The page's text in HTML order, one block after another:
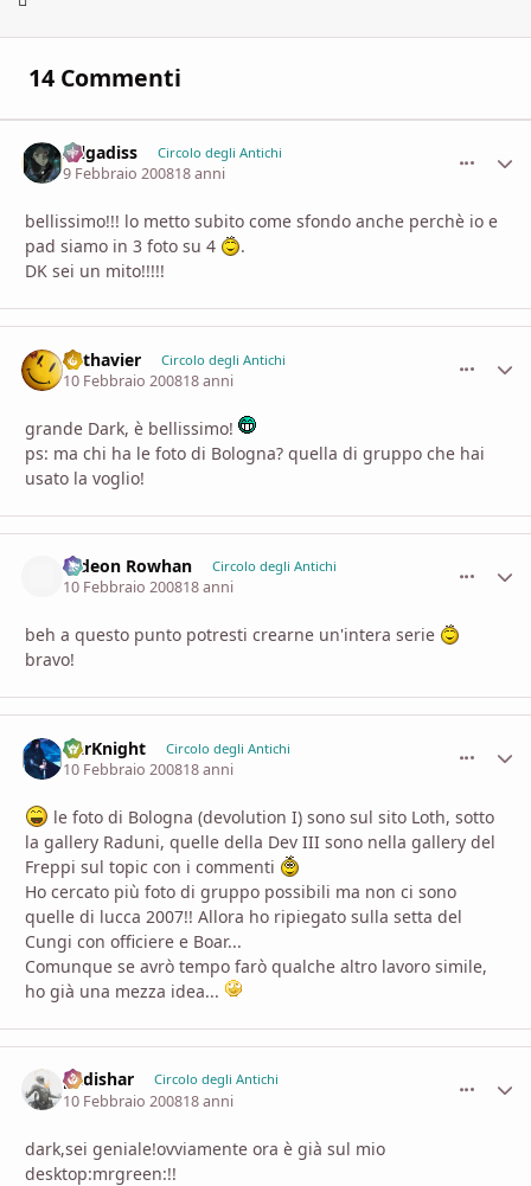
14 Commenti
zelgadiss Circolo degli Antichi
9 Febbraio 200818 anni
bellissimo!!! lo metto subito come sfondo anche perchè io e
pad siamo in 3 foto su 4
.
DK sei un mito!!!!!
Lothavier Circolo degli Antichi
10 Febbraio 200818 anni
grande Dark, è bellissimo!
ps: ma chi ha le foto di Bologna? quella di gruppo che hai
usato la voglio!
Gideon Rowhan Circolo degli Antichi
10 Febbraio 200818 anni
beh a questo punto potresti crearne un'intera serie
bravo!
DarKnight Circolo degli Antichi
10 Febbraio 200818 anni
le foto di Bologna (devolution I) sono sul sito Loth, sotto
la gallery Raduni, quelle della Dev III sono nella gallery del
Freppi sul topic con i commenti
Ho cercato più foto di gruppo possibili ma non ci sono
quelle di lucca 2007!! Allora ho ripiegato sulla setta del
Cungi con officiere e Boar...
Comunque se avrò tempo farò qualche altro lavoro simile,
ho già una mezza idea...
padishar Circolo degli Antichi
10 Febbraio 200818 anni
dark,sei geniale!ovviamente ora è già sul mio
desktop:mrgreen:!!